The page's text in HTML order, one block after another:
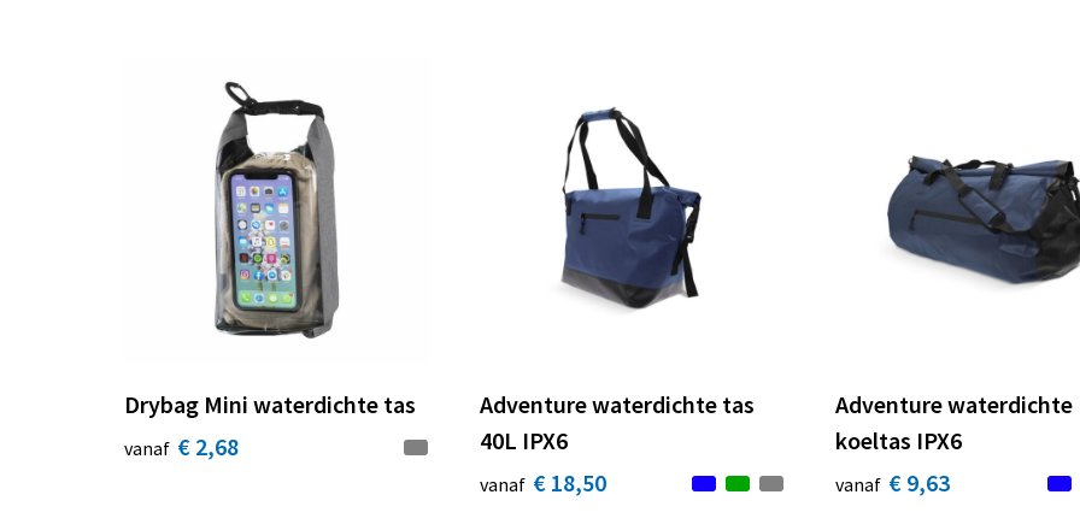
Drybag Mini waterdichte tas
vanaf € 2,68
Adventure waterdichte tas
40L IPX6
vanaf € 18,50
Adventure waterdichte
koeltas IPX6
vanaf € 9,63